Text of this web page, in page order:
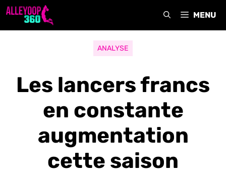
Aller
MENU
ANALYSE
Les lancers francs
en constante
augmentation
cette saison